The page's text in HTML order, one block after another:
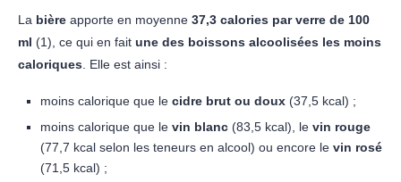
La bière apporte en moyenne 37,3 calories par verre de 100
ml (1), ce qui en fait une des boissons alcoolisées les moins
caloriques . Elle est ainsi :
moins calorique que le cidre brut ou doux (37,5 kcal) ;
moins calorique que le vin blanc (83,5 kcal), le vin rouge
(77,7 kcal selon les teneurs en alcool) ou encore le vin rosé
(71,5 kcal) ;